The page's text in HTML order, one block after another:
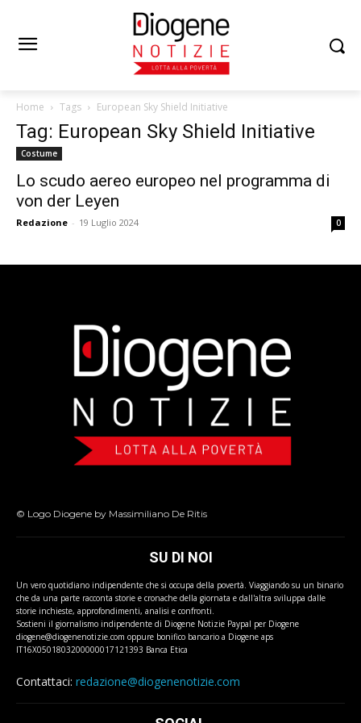
Home Tags European Sky Shield Initiative
Tag: European Sky Shield Initiative
Costume
Lo scudo aereo europeo nel programma di
von der Leyen
Redazione - 19 Luglio 2024 0
© Logo Diogene by Massimiliano De Ritis
SU DI NOI
Un vero quotidiano indipendente che si occupa della povertà. Viaggiando su un binario
che da una parte racconta storie e cronache della giornata e dall'altra sviluppa dalle
storie inchieste, approfondimenti, analisi e confronti.
Sostieni il giornalismo indipendente di Diogene Notizie Paypal per Diogene
diogene@diogenenotizie.com oppure bonifico bancario a Diogene aps
IT16X0501803200000017121393 Banca Etica
Contattaci: redazione@diogenenotizie.com